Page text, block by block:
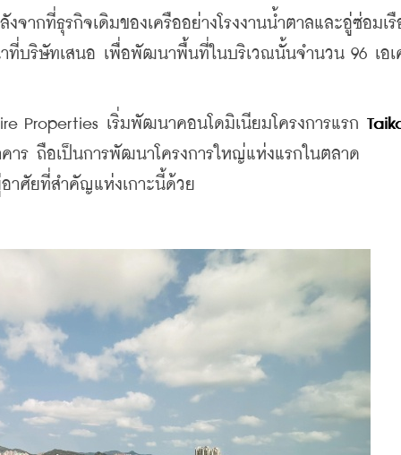
ากที่ธุรกิจเดิมของเครืออย่างโรงงานน้ำตาลและอู่ซ่อมเรื
บริษัทเสนอ เพื่อพัฒนาพื้นที่ในบริเวณนั้นจำนวน 96 เอเ
เริ่มพัฒนาคอนโดมิเนียมโครงการแรก
ร ถือเป็นการพัฒนาโครงการใหญ่แห่งแรกในตลาด
าศัยที่สำคัญแห่งเกาะนี้ด้วย